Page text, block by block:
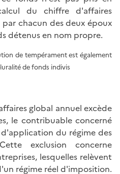
du chiffre d'affaires
par chacun des deux époux
détenus en nom propre.
de tempérament est également
de fonds indivis
global annuel excède
le contribuable concerné
du régime des
exclusion concerne
lesquelles relèvent
régime réel d'imposition.